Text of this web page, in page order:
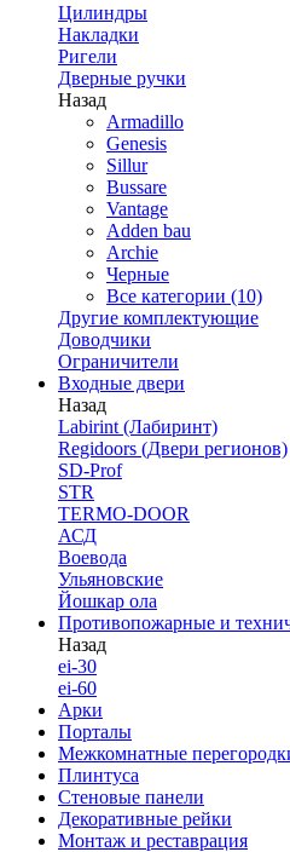
Цилиндры
Накладки
Ригели
Дверные ручки
Назад
Armadillo
Genesis
Sillur
Bussare
Vantage
Adden bau
Archie
Черные
Все категории (10)
Другие комплектующие
Доводчики
Ограничители
Входные двери
Назад
Labirint (Лабиринт)
Regidoors (Двери регионов)
SD-Prof
STR
TERMO-DOOR
АСД
Воевода
Ульяновские
Йошкар ола
Противопожарные и
Назад
ei-30
ei-60
Арки
Порталы
Межкомнатные
Плинтуса
Стеновые панели
Декоративные рейки
Монтаж и реставрация